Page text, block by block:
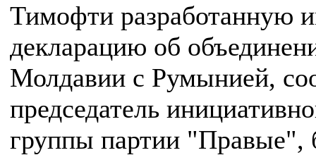
Тимофти разработанную
декларацию об
Молдавии с Румынией,
председатель
группы партии